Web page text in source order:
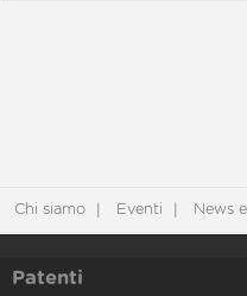
Chi siamo Eventi News
Patenti